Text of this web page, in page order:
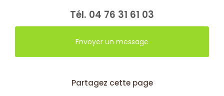
Tél. 04 76 31 61 03
Envoyer un message
Partagez cette page